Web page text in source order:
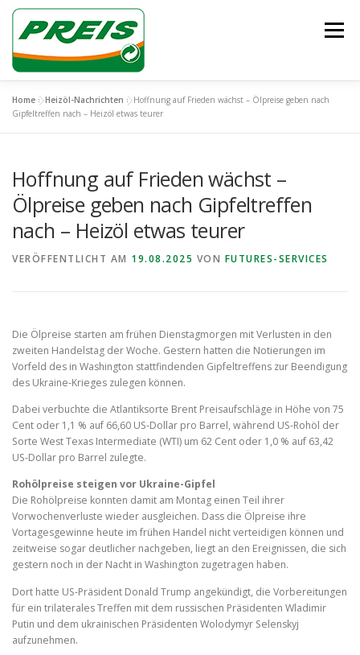
Zum
springen
Menü
ÜBER UNS HEIZÖL/DIESEL
UNSER TEAM KONTAKT
Home »Heizöl-Nachrichten »Hoffnung auf Frieden wächst – Ölpreise geben nach
Gipfeltreffen nach – Heizöl etwas teurer
Hoffnung auf Frieden wächst –
Ölpreise geben nach Gipfeltreffen
nach – Heizöl etwas teurer
VERÖFFENTLICHT AM 19.08.2025 VON FUTURES-SERVICES
Die Ölpreise starten am frühen Dienstagmorgen mit Verlusten in den
zweiten Handelstag der Woche. Gestern hatten die Notierungen im
Vorfeld des in Washington stattfindenden Gipfeltreffens zur Beendigung
des Ukraine-Krieges zulegen können.
Dabei verbuchte die Atlantiksorte Brent Preisaufschläge in Höhe von 75
Cent oder 1,1 % auf 66,60 US-Dollar pro Barrel, während US-Rohöl der
Sorte West Texas Intermediate (WTI) um 62 Cent oder 1,0 % auf 63,42
US-Dollar pro Barrel zulegte.
Rohölpreise steigen vor Ukraine-Gipfel
Die Rohölpreise konnten damit am Montag einen Teil ihrer
Vorwochenverluste wieder ausgleichen. Dass die Ölpreise ihre
Vortagesgewinne heute im frühen Handel nicht verteidigen können und
zeitweise sogar deutlicher nachgeben, liegt an den Ereignissen, die sich
gestern noch in der Nacht in Washington zugetragen haben.
Dort hatte US-Präsident Donald Trump angekündigt, die Vorbereitungen
für ein trilaterales Treffen mit dem russischen Präsidenten Wladimir
Putin und dem ukrainischen Präsidenten Wolodymyr Selenskyj
aufzunehmen.